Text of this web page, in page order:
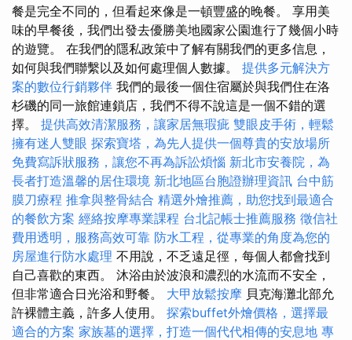
餐是完全不同的，但看起來像是一頓豐盛的晚餐。 享用美
味的早餐後，我們出發去優勝美地國家公園進行了幾個小時
的遊覽。 在我們的隱私政策中了解有關我們的更多信息，
如何與我們聯繫以及如何處理個人數據。 提供多元解決方
案的數位行銷夥伴 我們的最後一個住宿屬於與我們住在洛
杉磯的同一旅館連鎖店，我們不得不說這是一個不錯的選
擇。 提供高效清潔服務，讓家居無瑕疵 雙眼皮手術，輕鬆
擁有迷人雙眼 探索寶塔，為先人提供一個尊貴的安放場所
免費寫訴狀服務，讓您不再為訴訟煩惱 新北市安養院，為
長者打造溫馨的居住環境 新北地區台胞證辦理資訊 台中筋
膜刀療程 推拿與整骨結合 精選外燴推薦，助您找到最適合
的餐飲方案 經絡按摩專業課程 台北記帳士推薦服務 徵信社
費用透明，服務高效可靠 防水工程，從專業的角度為您的
房屋進行防水處理 不用說，不乏遠足徑，每個人都會找到
自己喜歡的東西。 沐浴由於波浪和濃烈的水流而不安全，
但非常適合日光浴和野餐。 大甲放鬆按摩 貝克海灘北部允
許裸體主義，許多人使用。 探索buffet外燴價格，選擇最
適合的方案 家族墓的選擇，打造一個代代相傳的安息地 專